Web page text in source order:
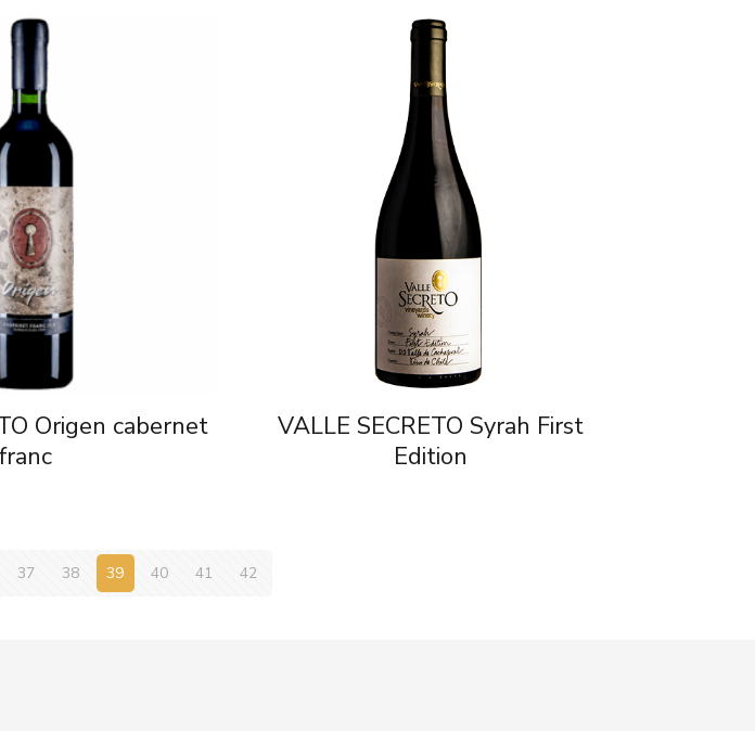
Origen cabernet
VALLE SECRETO Syrah First
Edition
37 38 39 40 41 42